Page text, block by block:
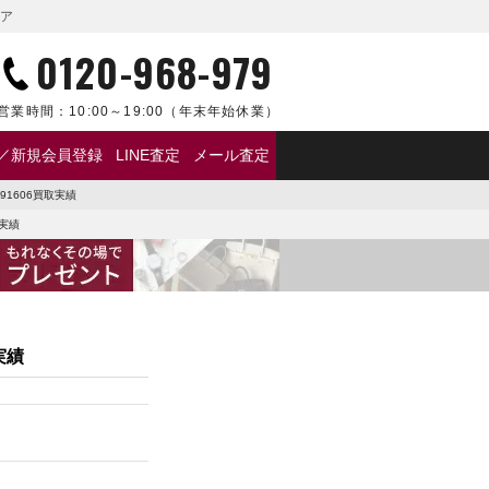
0120-968-979
業時間： 10:00～19:00 （年末年始休業）
新規会員登録 LINE査定 メール査定
買取実績
績
績